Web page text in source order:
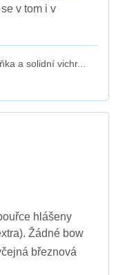
v tom i v
a solidní vichr...
hlášeny
Žádné bow
březnová